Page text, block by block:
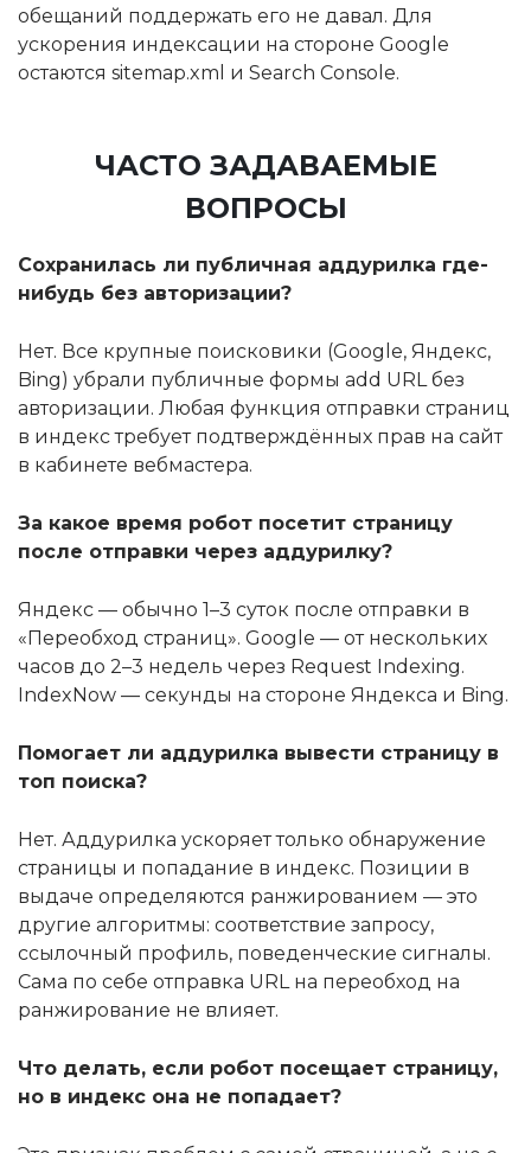
обещаний поддержать его не давал. Для
ускорения индексации на стороне Google
остаются sitemap.xml и Search Console.
ЧАСТО ЗАДАВАЕМЫЕ
ВОПРОСЫ
Сохранилась ли публичная аддурилка где-
нибудь без авторизации?
Нет. Все крупные поисковики (Google, Яндекс,
Bing) убрали публичные формы add URL без
авторизации. Любая функция отправки страниц
в индекс требует подтверждённых прав на сайт
в кабинете вебмастера.
За какое время робот посетит страницу
после отправки через аддурилку?
Яндекс — обычно 1–3 суток после отправки в
«Переобход страниц». Google — от нескольких
часов до 2–3 недель через Request Indexing.
IndexNow — секунды на стороне Яндекса и Bing.
Помогает ли аддурилка вывести страницу в
топ поиска?
Нет. Аддурилка ускоряет только обнаружение
страницы и попадание в индекс. Позиции в
выдаче определяются ранжированием — это
другие алгоритмы: соответствие запросу,
ссылочный профиль, поведенческие сигналы.
Сама по себе отправка URL на переобход на
ранжирование не влияет.
Что делать, если робот посещает страницу,
но в индекс она не попадает?